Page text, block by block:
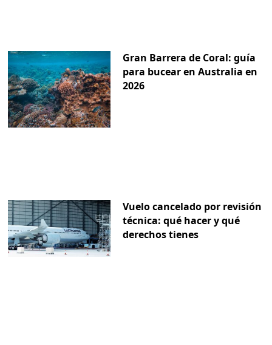
Gran Barrera de Coral: guía
para bucear en Australia en
2026
Vuelo cancelado por revisión
técnica: qué hacer y qué
derechos tienes